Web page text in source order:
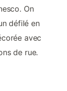
On
défilé en
avec
de rue.